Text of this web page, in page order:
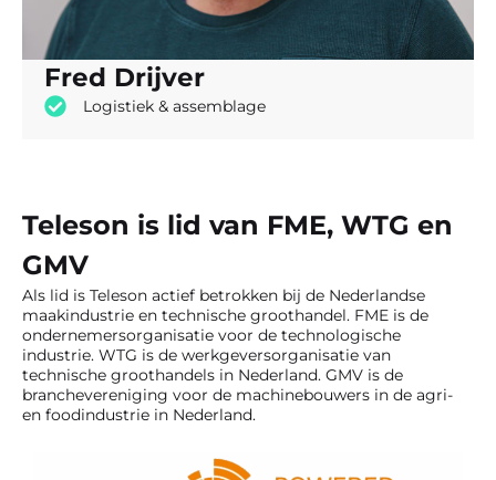
Fred Drijver
Logistiek & assemblage
Teleson is lid van FME, WTG en
GMV
Als lid is Teleson actief betrokken bij de Nederlandse
maakindustrie en technische groothandel. FME is de
ondernemersorganisatie voor de technologische
industrie. WTG is de werkgeversorganisatie van
technische groothandels in Nederland. GMV is de
branchevereniging voor de machinebouwers in de agri-
en foodindustrie in Nederland.